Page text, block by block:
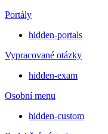
Portály
hidden-portals
Vypracované otázky
hidden-exam
Osobní menu
hidden-custom